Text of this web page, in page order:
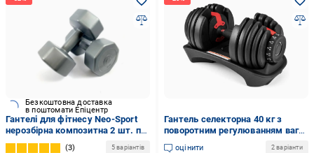
Безкоштовна доставка
в поштомати Епіцентр
Гантелі для фітнесу Neo-Sport
нерозбірна композитна 2 шт. по
4 кг Сірий (NS2KGХ4-2)
3 5 варіантів
Гантель селекторна 40 кг з
поворотним регулюванням ваги
та підставкою (0344/МК)
оцінити 2 варіанти